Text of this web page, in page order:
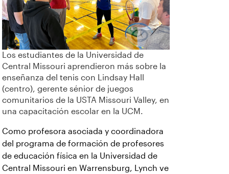
Los estudiantes de la Universidad de
Central Missouri aprendieron más sobre la
enseñanza del tenis con Lindsay Hall
(centro), gerente sénior de juegos
comunitarios de la USTA Missouri Valley, en
una capacitación escolar en la UCM.
Como profesora asociada y coordinadora
del programa de formación de profesores
de educación física en la Universidad de
Central Missouri en Warrensburg, Lynch ve